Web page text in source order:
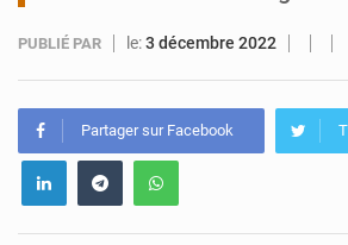
PUBLIÉ PAR le:3 décembre 2022
Partager sur Facebook